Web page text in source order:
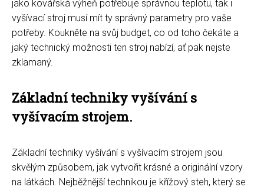
jako kovářská výheň potřebuje správnou teplotu, tak i
vyšívací stroj musí mít ty správný parametry pro vaše
potřeby. Koukněte na svůj budget, co od toho čekáte a
jaký technický možnosti ten stroj nabízí, ať pak nejste
zklamaný.
Základní techniky vyšívání s
vyšívacím strojem.
Základní techniky vyšívání s vyšívacím strojem jsou
skvělým způsobem, jak vytvořit krásné a originální vzory
na látkách. Nejběžnější technikou je křížový steh, který se